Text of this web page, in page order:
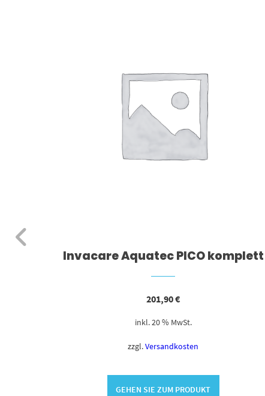
Invacare Aquatec PICO komplett
201,90€
inkl. 20 % MwSt.
zzgl.Versandkosten
GEHEN SIE ZUM PRODUKT